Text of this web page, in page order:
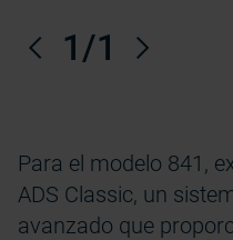
Anterior
1/1
Para el modelo 841,
ADS Classic, un
avanzado que